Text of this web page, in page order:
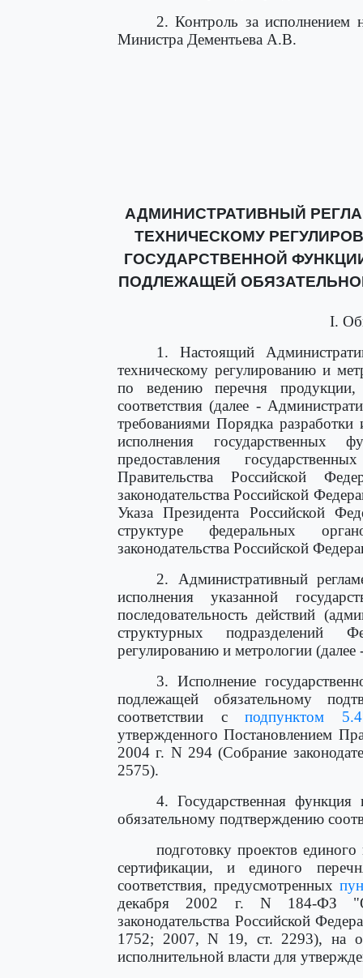
2. Контроль за исполнением
Министра Дементьева А.В.
АДМИНИСТРАТИВНЫЙ
ТЕХНИЧЕСКОМУ
ГОСУДАРСТВЕННОЙ
ПОДЛЕЖАЩЕЙ
I.
1. Настоящий
техническому регулированию и
по ведению перечня продукции,
соответствия (далее -
требованиями Порядка разработки
исполнения государственных
предоставления
Правительства Российской
законодательства Российской
Указа Президента Российской
структуре федеральных
законодательства Российской
2. Административный
исполнения указанной
последовательность действий
структурных подразделений
регулированию и метрологии (далее
3. Исполнение
подлежащей обязательному
соответствии с подпунктом
утвержденного Постановлением
2004 г. N 294 (Собрание
2575).
4. Государственная
обязательному подтверждению
подготовку проектов
сертификации, и единого
соответствия, предусмотренных
декабря 2002 г. N 184-ФЗ "О
законодательства Российской
1752; 2007, N 19, ст. 2293), на
исполнительной власти для